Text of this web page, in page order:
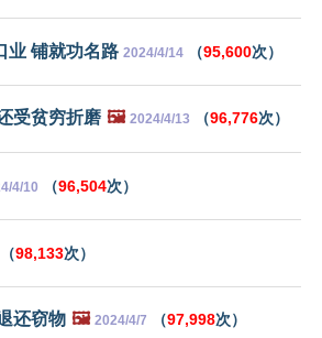
业 铺就功名路 2024/4/14 （95,600次）
受贫穷折磨 🖼️ 2024/4/13 （96,776次）
4/10 （96,504次）
（98,133次）
还窃物 🖼️ 2024/4/7 （97,998次）